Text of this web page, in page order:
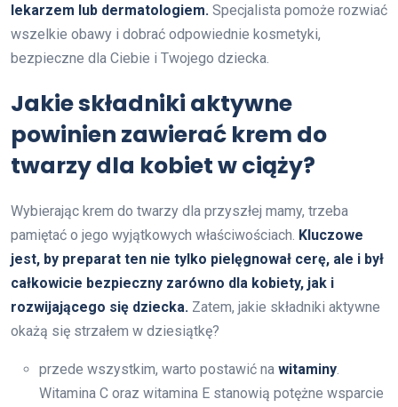
lekarzem lub dermatologiem. Specjalista pomoże rozwiać
wszelkie obawy i dobrać odpowiednie kosmetyki,
bezpieczne dla Ciebie i Twojego dziecka.
Jakie składniki aktywne
powinien zawierać krem do
twarzy dla kobiet w ciąży?
Wybierając krem do twarzy dla przyszłej mamy, trzeba
pamiętać o jego wyjątkowych właściwościach. Kluczowe
jest, by preparat ten nie tylko pielęgnował cerę, ale i był
całkowicie bezpieczny zarówno dla kobiety, jak i
rozwijającego się dziecka. Zatem, jakie składniki aktywne
okażą się strzałem w dziesiątkę?
przede wszystkim, warto postawić na witaminy.
Witamina C oraz witamina E stanowią potężne wsparcie